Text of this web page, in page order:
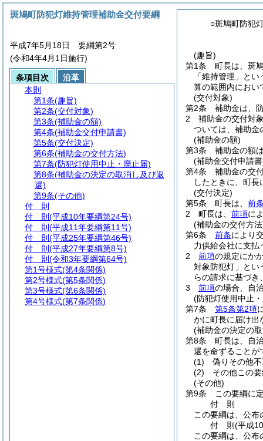
○斑鳩町防犯
(趣旨)
第1条
町長は、斑
「維持管理」とい
算の範囲内におい
(交付対象)
第2条
補助金は、
2
補助金の交付対
ついては、補助金
(補助金の額)
第3条
補助金の額
(補助金交付申請
第4条
補助金の交
したときに、町
(交付決定)
第5条
町長は、 前
2
町長は、 前項に
(補助金の交付方
第6条
前条により
力供給会社に支払
2
前項の規定にか
対象防犯灯」とい
らの請求に基づ
3
前項の場合、自
(防犯灯使用中止
第7条
第5条第2項
かに町長に届け出
(補助金の決定の
第8条
町長は、自
還を命ずることが
(1)
偽りその他
(2)
その他この
(その他)
第9条
この要綱に
付 則
この要綱は、公
付 則(平成
この要綱は、公
斑鳩町防犯灯維持管理補助金交付要綱
平成7年5月18日 要綱第2号
(令和4年4月1日施行)
条項目次
沿革
本則
第1条(趣旨)
第2条(交付対象)
第3条(補助金の額)
第4条(補助金交付申請書)
第5条(交付決定)
第6条(補助金の交付方法)
第7条(防犯灯使用中止・廃止届)
第8条(補助金の決定の取消し及び返
還)
第9条(その他)
付 則
付 則 (平成10年要綱第24号)
付 則 (平成11年要綱第11号)
付 則 (平成25年要綱第46号)
付 則 (平成27年要綱第8号)
付 則 (令和3年要綱第64号)
第1号様式(第4条関係)
第2号様式(第5条関係)
第3号様式(第6条関係)
第4号様式(第7条関係)